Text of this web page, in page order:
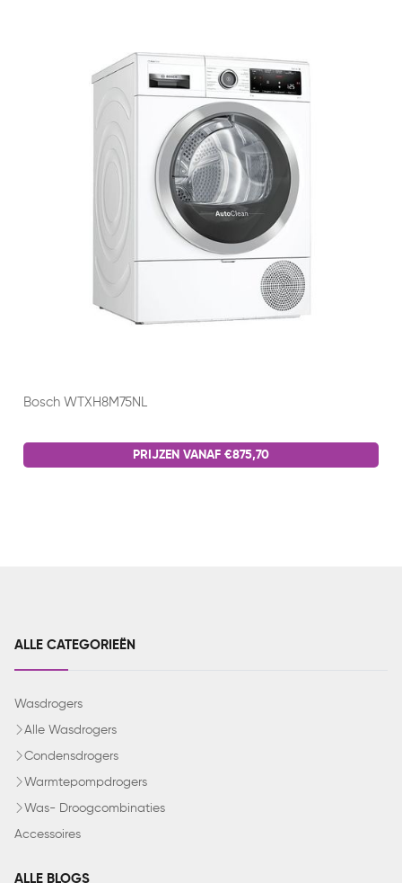
Bosch WTXH8M75NL
PRIJZEN VANAF €875,70
ALLE CATEGORIEËN
Wasdrogers
Alle Wasdrogers
Condensdrogers
Warmtepompdrogers
Was- Droogcombinaties
Accessoires
ALLE BLOGS